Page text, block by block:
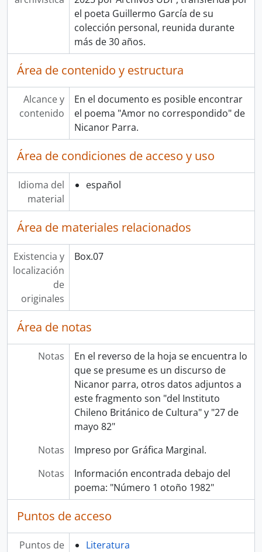
el poeta Guillermo García de su
colección personal, reunida durante
más de 30 años.
Área de contenido y estructura
Alcance y
contenido
En el documento es posible encontrar
el poema "Amor no correspondido" de
Nicanor Parra.
Área de condiciones de acceso y uso
Idioma del
material
español
Área de materiales relacionados
Existencia y
localización
de
originales
Box.07
Área de notas
Notas
En el reverso de la hoja se encuentra lo
que se presume es un discurso de
Nicanor parra, otros datos adjuntos a
este fragmento son "del Instituto
Chileno Británico de Cultura" y "27 de
mayo 82"
Notas
Impreso por Gráfica Marginal.
Notas
Información encontrada debajo del
poema: "Número 1 otoño 1982"
Puntos de acceso
Puntos de
Literatura